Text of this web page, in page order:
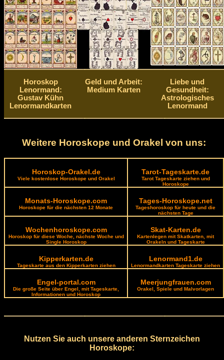
Horoskop
Lenormand:
Gustav Kühn
Lenormandkarten
Geld und Arbeit:
Medium Karten
Liebe und
Gesundheit:
Astrologisches
Lenormand
Weitere Horoskope und Orakel von uns:
Horoskop-Orakel.de
Viele kostenlose Horoskope und Orakel
Tarot-Tageskarte.de
Tarot Tageskarte ziehen und
Horoskope
Monats-Horoskope.com
Horoskope für die nächsten 12 Monate
Tages-Horoskope.net
Tageshoroskop für heute und die
nächsten Tage
Wochenhoroskope.com
Horoskop für diese Woche, nächste Woche und
Single Horoskop
Skat-Karten.de
Kartenlegen mit Skatkarten, mit
Orakeln und Tageskarte
Kipperkarten.de
Tageskarte aus den Kipperkarten ziehen
Lenormand1.de
Lenormandkarten Tageskarte ziehen
Engel-portal.com
Die große Seite über Engel, mit Tageskarte,
Informationen und Horoskop
Meerjungfrauen.com
Orakel, Spiele und Malvorlagen
Nutzen Sie auch unsere anderen Sternzeichen
Horoskope: